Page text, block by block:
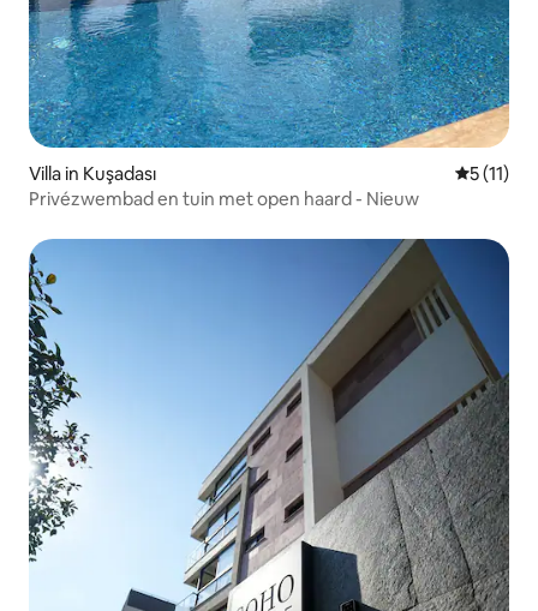
Villa in Kuşadası
5 (11)
Privézwembad en tuin met open haard - Nieuw